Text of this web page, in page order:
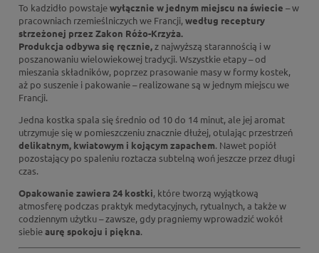
To kadzidło powstajewyłącznie w jednym miejscu na świecie – w
pracowniach rzemieślniczych we Francji,według receptury
strzeżonej przez Zakon Różo-Krzyża.
Produkcja odbywa się ręcznie,z najwyższą starannością i w
poszanowaniu wielowiekowej tradycji. Wszystkie etapy – od
mieszania składników, poprzez prasowanie masy w formy kostek,
aż po suszenie i pakowanie – realizowane są w jednym miejscu we
Francji.
Jedna kostka spala się średnio od 10 do 14 minut, ale jej aromat
utrzymuje się w pomieszczeniu znacznie dłużej, otulając przestrzeń
delikatnym, kwiatowym i kojącym zapachem. Nawet popiół
pozostający po spaleniu roztacza subtelną woń jeszcze przez długi
czas.
Opakowanie zawiera 24 kostki, które tworzą wyjątkową
atmosferę podczas praktyk medytacyjnych, rytualnych, a także w
codziennym użytku – zawsze, gdy pragniemy wprowadzić wokół
siebieaurę spokoju i piękna.